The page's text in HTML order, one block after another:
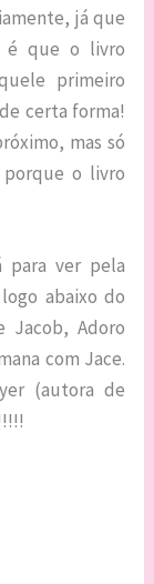
já que
é que o livro
primeiro
certa forma!
mas só
o livro
para ver pela
abaixo do
Jacob, Adoro
com Jace.
(autora de